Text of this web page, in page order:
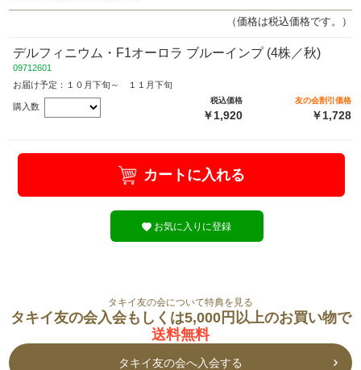
（価格は税込価格です。）
デルフィニウム・F1オーロラ ブルーインプ (4株／秋)
09712601
お届け予定：１０月下旬～ １１月下旬
購入数
税込価格
￥1,920
友の会割引価格
￥1,728
カートに入れる
お気に入りに登録
タキイ友の会について特典を見る
タキイ友の会入会もしくは5,000円以上のお買い物で
送料無料
タキイ友の会へ入会する